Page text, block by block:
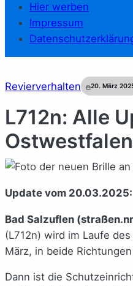
Hier werben
Impressum
Revierverhalten 20. März
L712n: Alle
Update vom 20.03.2025:
Bad Salzuflen
(L712n) wird im Laufe
März, in beide
Dann ist die